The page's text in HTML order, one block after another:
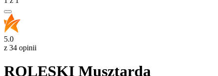
5.0
z 34 opinii
ROLESKI Musztarda